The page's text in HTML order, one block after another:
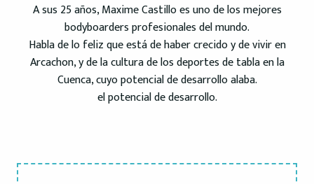
A sus 25 años, Maxime Castillo es uno de los mejores
bodyboarders profesionales del mundo.
Habla de lo feliz que está de haber crecido y de vivir en
Arcachon, y de la cultura de los deportes de tabla en la
Cuenca, cuyo potencial de desarrollo alaba.
el potencial de desarrollo.